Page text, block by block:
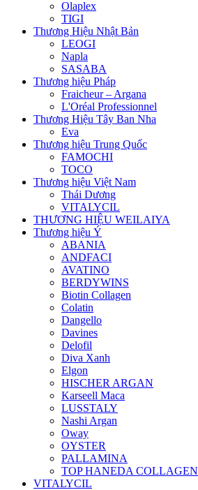
Olaplex
TIGI
Thương Hiệu Nhật Bản
LEOGI
Napla
SASABA
Thương hiệu Pháp
Fraicheur – Argana
L'Oréal Professionnel
Thương Hiệu Tây Ban Nha
Eva
Thương hiệu Trung Quốc
FAMOCHI
TOCO
Thương hiệu Việt Nam
Thái Dương
VITALYCIL
THƯƠNG HIỆU WEILAIYA
Thương hiệu Ý
ABANIA
ANDFACI
AVATINO
BERDYWINS
Biotin Collagen
Colatin
Dangello
Davines
Delofil
Diva Xanh
Elgon
HISCHER ARGAN
Karseell Maca
LUSSTALY
Nashi Argan
Oway
OYSTER
PALLAMINA
TOP HANEDA COLLAGEN
VITALYCIL